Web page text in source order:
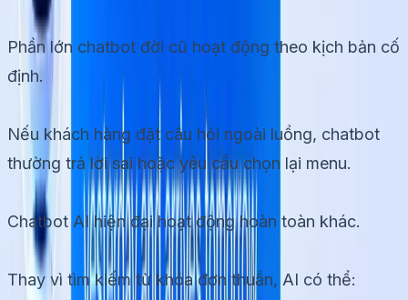
Phần lớn chatbot đời cũ hoạt động theo kịch bản cố
định.
Nếu khách hàng đặt câu hỏi ngoài luồng, chatbot
thường trả lời sai hoặc yêu cầu chọn lại menu.
Chatbot AI hiện đại hoạt động hoàn toàn khác.
Thay vì tìm kiếm từ khóa đơn thuần, AI có thể: